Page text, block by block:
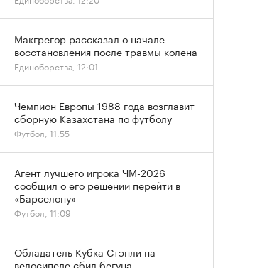
Макгрегор рассказал о начале
восстановления после травмы колена
Единоборства, 12:01
Чемпион Европы 1988 года возглавит
сборную Казахстана по футболу
Футбол, 11:55
Агент лучшего игрока ЧМ-2026
сообщил о его решении перейти в
«Барселону»
Футбол, 11:09
Обладатель Кубка Стэнли на
велосипеде сбил бегуна